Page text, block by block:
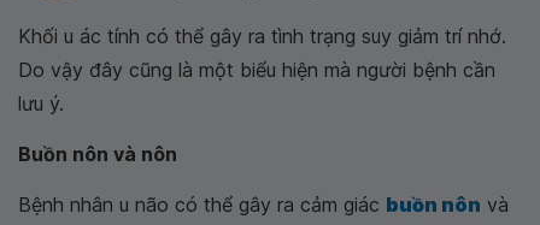
Khối u ác tính có thể gây ra tình trạng suy giảm trí nhớ.
Do vậy đây cũng là một biểu hiện mà người bệnh cần
lưu ý.
Buồn nôn và nôn
Bệnh nhân u não có thể gây ra cảm giác buồn nôn và